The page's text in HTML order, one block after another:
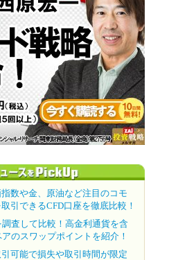
数や金、原油など注目のコモ
引できるCFD口座を徹底比較！
査して比較！高金利通貨を含
のスワップポイントを紹介！
可能で損失や取引時間が限定